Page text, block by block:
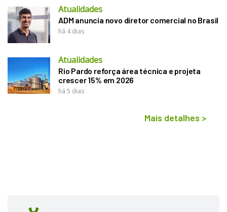
Atualidades
ADM anuncia novo diretor comercial no Brasil
há 4 dias
Atualidades
Rio Pardo reforça área técnica e projeta
crescer 15% em 2026
há 5 dias
Mais detalhes >